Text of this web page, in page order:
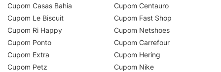
Cupom Casas Bahia
Cupom Le Biscuit
Cupom Ri Happy
Cupom Ponto
Cupom Extra
Cupom Petz
Cupom Centauro
Cupom Fast Shop
Cupom Netshoes
Cupom Carrefour
Cupom Hering
Cupom Nike